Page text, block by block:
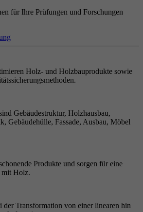
für Ihre Prüfungen und Forschungen
Holz- und Holzbauprodukte sowie
Gebäudestruktur, Holzhausbau,
Gebäudehülle, Fassade, Ausbau, Möbel
Produkte und sorgen für eine
mit Holz.
der Transformation von einer linearen hin